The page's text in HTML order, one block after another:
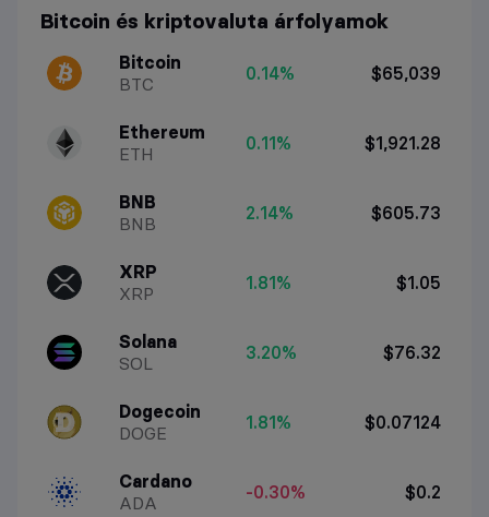
Bitcoin és kriptovaluta árfolyamok
Bitcoin
BTC
0.14% $65,039
Ethereum
ETH
0.11% $1,921.28
BNB
BNB
2.14% $605.73
XRP
XRP
1.81% $1.05
Solana
SOL
3.20% $76.32
Dogecoin
DOGE
1.81% $0.07124
Cardano
ADA
-0.30% $0.2